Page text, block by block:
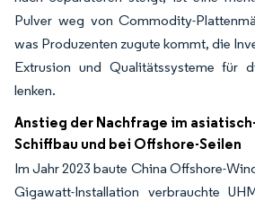
Pulver weg von Commodity-
was Produzenten zugute kommt, die
Extrusion und Qualitätssysteme für
lenken.
Anstieg der Nachfrage im
Schiffbau und bei Offshore-Seilen
Im Jahr 2023 baute China Offshore-
Gigawatt-Installation verbrauchte